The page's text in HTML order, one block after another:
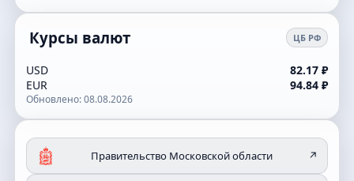
Курсы валют ЦБ РФ
USD
82.17 ₽
EUR
94.84 ₽
Обновлено: 08.08.2026
Правительство Московской области ↗